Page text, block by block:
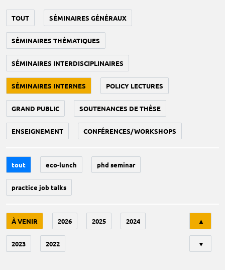
TOUT SÉMINAIRES GÉNÉRAUX
SÉMINAIRES THÉMATIQUES
SÉMINAIRES INTERDISCIPLINAIRES
SÉMINAIRES INTERNES POLICY LECTURES
GRAND PUBLIC SOUTENANCES DE THÈSE
ENSEIGNEMENT CONFÉRENCES/WORKSHOPS
tout eco-lunch phd seminar
practice job talks
À VENIR 2026 2025 2024
2023 2022
▲
▼